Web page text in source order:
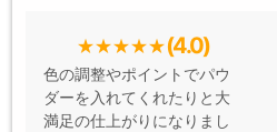
(4.0)
色の調整やポイントでパウ
ダーを入れてくれたりと大
満足の仕上がりになりまし